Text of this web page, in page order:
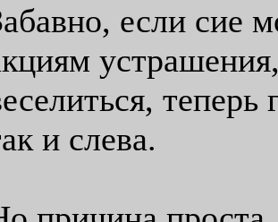
если сие
теперь
и слева.